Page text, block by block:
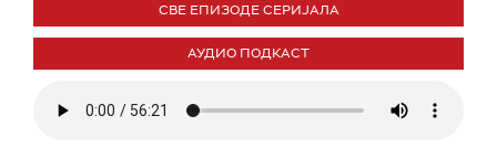
СВЕ ЕПИЗОДЕ СЕРИЈАЛА
АУДИО ПОДКАСТ